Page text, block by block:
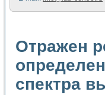
Расчет
Система
Система
Отражен
спектра